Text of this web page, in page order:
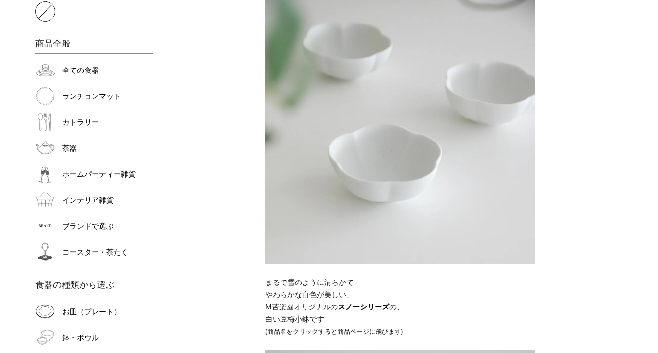
商品全般
全ての食器
ランチョンマット
カトラリー
茶器
ホームパーティー雑貨
インテリア雑貨
ブランドで選ぶ
コースター・茶たく
食器の種類から選ぶ
お皿（プレート）
鉢・ボウル
まるで雪のように清らかで
やわらかな白色が美しい、
M苦楽園オリジナルのスノーシリーズの、
白い豆梅小鉢です
(商品名をクリックすると商品ページに飛びます)